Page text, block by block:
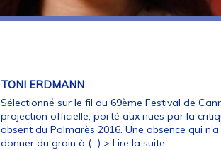
TONI ERDMANN
Sélectionné sur le fil au 69ème Festival de
projection officielle, porté aux nues par la
absent du Palmarès 2016. Une absence qui
donner du grain à (…) > Lire la suite ...